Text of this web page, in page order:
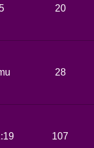
20
28
107